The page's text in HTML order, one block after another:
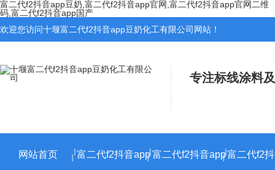
富二代f2抖音app豆奶,富二代f2抖音app官网,富二代f2抖音app官网二维
码,富二代f2抖音app国产
欢迎您访问十堰富二代f2抖音app豆奶化工有限公司网站！
专注标线涂料及
网站首页 富二代f2抖音app 富二代f2抖音app富二代f2